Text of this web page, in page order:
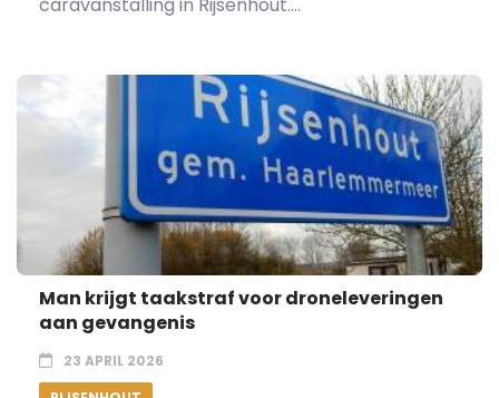
Man krijgt taakstraf voor droneleveringen
aan gevangenis
23 APRIL 2026